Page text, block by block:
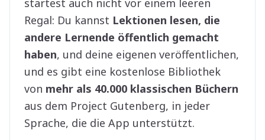
startest auch nicht vor einem leeren
Regal: Du kannst Lektionen lesen, die
andere Lernende öffentlich gemacht
haben, und deine eigenen veröffentlichen,
und es gibt eine kostenlose Bibliothek
von mehr als 40.000 klassischen Büchern
aus dem Project Gutenberg, in jeder
Sprache, die die App unterstützt.